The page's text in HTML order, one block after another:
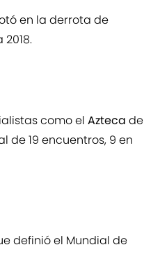
en la derrota de
como el Azteca de
de 19 encuentros, 9 en
definió el Mundial de